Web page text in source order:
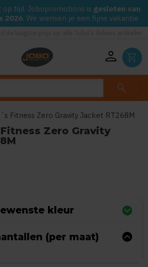
tijd. Jobopromotions is gesloten van
2026. We wensen je een fijne vakantie
laagste prijs op alle Jobo's Advies artikelen
person shopping_cart
search
Fitness Zero Gravity Jacket RT268M
Zero Gravity
kleur
(per maat)